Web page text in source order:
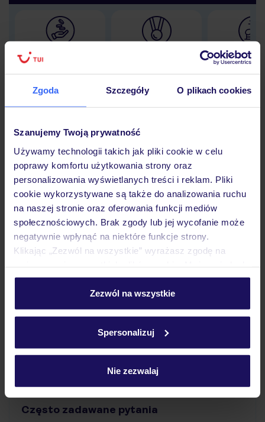
Zgoda Szczegóły O plikach cookies
Szanujemy Twoją prywatność
Używamy technologii takich jak pliki cookie w celu
poprawy komfortu użytkowania strony oraz
personalizowania wyświetlanych treści i reklam. Pliki
cookie wykorzystywane są także do analizowania ruchu
na naszej stronie oraz oferowania funkcji mediów
społecznościowych. Brak zgody lub jej wycofanie może
negatywnie wpłynąć na niektóre funkcje strony.
Klikając „Zezwól na wszystkie” wyrażasz zgodę na
personalizować swój wybór wchodząc w zakładkę
Szczegółowe informacje o plikach cookie znajdziesz
Zezwól na wszystkie
Spersonalizuj
Nie zezwalaj
Lider niskich cen 30 lat w
Hotel
Opinie
Pokoje
Atrakcje
Ważne informacje
Często zadawane pytania